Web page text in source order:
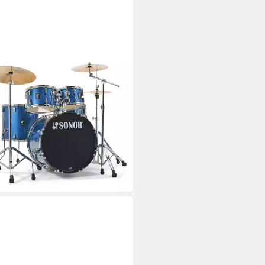
Sonor Schlagzeug AQX
Set BOS,Komplett-Set,
Set
€
- in 3-4 Werktagen bei dir